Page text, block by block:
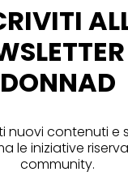
DONNAD
nuovi contenuti e
le iniziative
community.